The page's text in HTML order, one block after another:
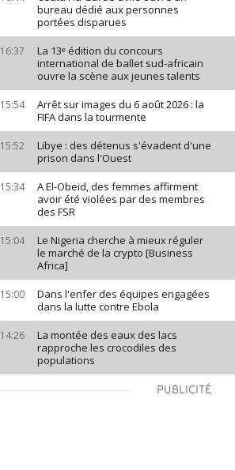
bureau dédié aux personnes
portées disparues
16:37
La 13ᵉ édition du concours
international de ballet sud-africain
ouvre la scène aux jeunes talents
15:54
Arrêt sur images du 6 août 2026 : la
FIFA dans la tourmente
15:52
Libye : des détenus s'évadent d'une
prison dans l'Ouest
15:34
A El-Obeid, des femmes affirment
avoir été violées par des membres
des FSR
15:04
Le Nigeria cherche à mieux réguler
le marché de la crypto [Business
Africa]
15:00
Dans l'enfer des équipes engagées
dans la lutte contre Ebola
14:26
La montée des eaux des lacs
rapproche les crocodiles des
populations
PUBLICITÉ